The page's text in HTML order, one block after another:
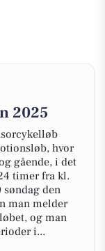
2025
hvor
gående, i det
timer fra kl.
den
man melder
og man
i...